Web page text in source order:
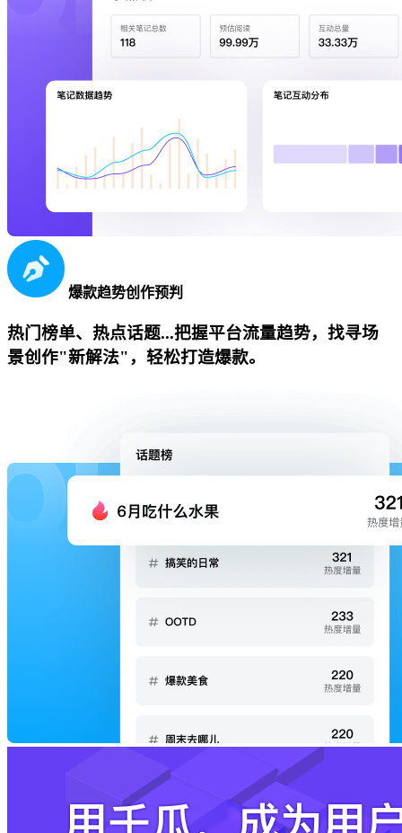
爆款趋势创作预判
热门榜单、热点话题...把握平台流量趋势，找寻场
景创作"新解法"，轻松打造爆款。